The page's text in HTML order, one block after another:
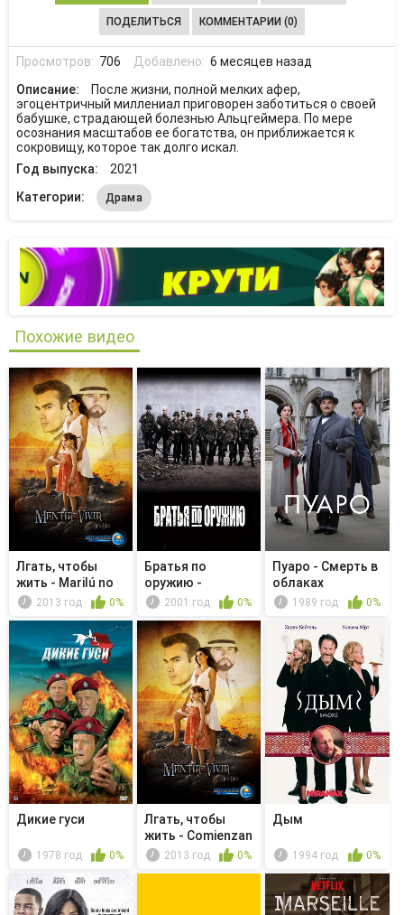
ПОДЕЛИТЬСЯ КОММЕНТАРИИ (0)
Просмотров: 706 Добавлено: 6 месяцев назад
Описание:
После жизни, полной мелких афер,
эгоцентричный миллениал приговорен заботиться о своей
бабушке, страдающей болезнью Альцгеймера. По мере
осознания масштабов ее богатства, он приближается к
сокровищу, которое так долго искал.
Год выпуска:
2021
Категории:
Драма
Похожие видео
Лгать, чтобы
жить - Marilú no
cederá2013 год 0%
Братья по
оружию -
Последний
2001 год 0%
Пуаро - Смерть в
облаках
1989 год 0%
Дикие гуси
1978 год 0%
Лгать, чтобы
жить - Comienzan
los cha...
2013 год 0%
Дым
1994 год 0%